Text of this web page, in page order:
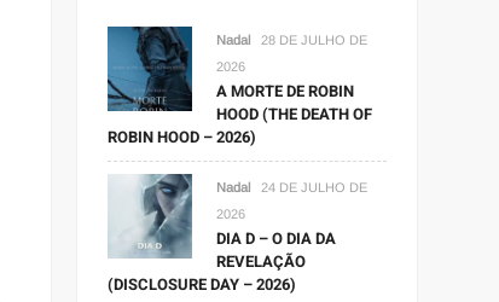
Nadal
28 DE JULHO DE
2026
A MORTE DE ROBIN
HOOD (THE DEATH OF
ROBIN HOOD – 2026)
Nadal
24 DE JULHO DE
2026
DIA D – O DIA DA
REVELAÇÃO
(DISCLOSURE DAY – 2026)